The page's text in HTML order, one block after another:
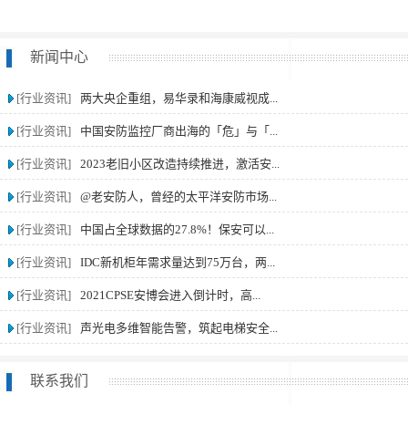
新闻中心
[行业资讯] 两大央企重组，易华录和海康威视成...
[行业资讯] 中国安防监控厂商出海的「危」与「...
[行业资讯] 2023老旧小区改造持续推进，激活安...
[行业资讯] @老安防人，曾经的太平洋安防市场...
[行业资讯] 中国占全球数据的27.8%！保安可以...
[行业资讯] IDC新机柜年需求量达到75万台，两...
[行业资讯] 2021CPSE安博会进入倒计时，高...
[行业资讯] 声光电多维智能告警，筑起电梯安全...
联系我们